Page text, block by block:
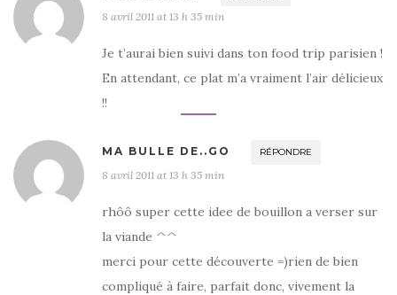
8 avril 2011 at 13 h 35 min
Je t’aurai bien suivi dans ton food trip parisien !
En attendant, ce plat m’a vraiment l’air délicieux
!!
MA BULLE DE..GO RÉPONDRE
8 avril 2011 at 13 h 35 min
rhôô super cette idee de bouillon a verser sur
la viande ^^
merci pour cette découverte =)rien de bien
compliqué à faire, parfait donc, vivement la